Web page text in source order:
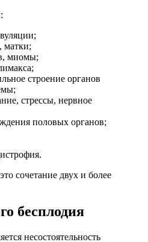
матки;
миомы;
строение органов
стрессы, нервное
половых органов;
сочетание двух и более
бесплодия
несостоятельность